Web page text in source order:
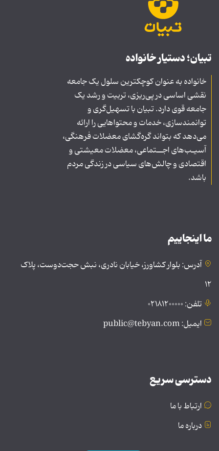
تبیان؛ دستیار خانواده
خانواده به عنوان کوچکترین سلول یک جامعه
نقشی اساسی در پی‌ریزی، تربیت و رشد یک
جامعه قوی دارد. تبیان با تسهیل‌گری و
توانمندسازی، خدمات و محتواهایی را ارائه
می‌دهد که بتواند گره‌گشای معضلات فرهنگی،
آسیـب‌های اجــتماعی، معضلات معیشتی و
اقتصادی و چالش‌های سیاسی در زندگی مردم
باشد.
ما اینجاییم
آدرس: بلوار کشاورز، خیابان نادری، نبش حجت‌دوست، پلاک
۱۲
تلفن: ۰۲۱۸۱۲۰۰۰۰۰
ایمیل: public@tebyan.com
دسترسی سریع
ارتباط با ما
درباره ما